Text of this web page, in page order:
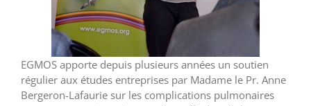
EGMOS apporte depuis plusieurs années un soutien
régulier aux études entreprises par Madame le Pr. Anne
Bergeron-Lafaurie sur les complications pulmonaires